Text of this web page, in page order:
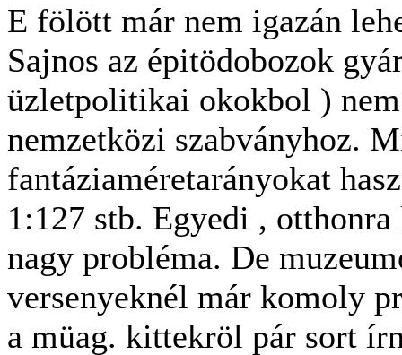
E fölött már nem igazán
Sajnos az épitödobozok
üzletpolitikai okokbol )
nemzetközi szabványhoz.
fantáziaméretarányokat
1:127 stb. Egyedi ,
nagy probléma. De
versenyeknél már komoly
a müag. kittekröl pár sort